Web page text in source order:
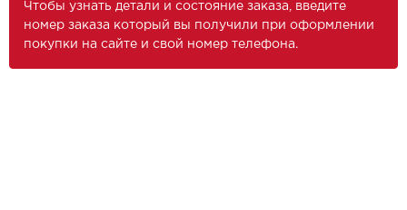
Чтобы узнать детали и состояние заказа, введите
номер заказа который вы получили при оформлении
покупки на сайте и свой номер телефона.